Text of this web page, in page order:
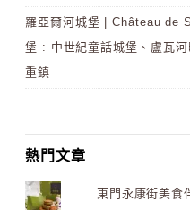
羅亞爾河城堡 | Château de
堡 : 中世紀童話城堡、盧瓦
重鎮
熱門文章
東門永康街美食